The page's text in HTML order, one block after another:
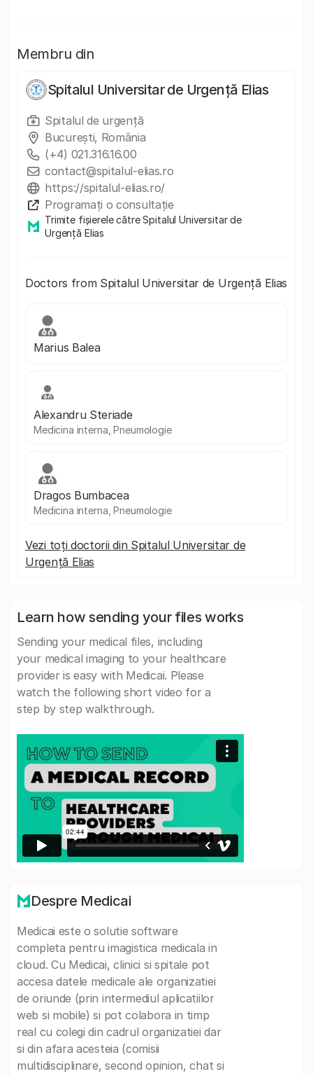
Membru din
Spitalul Universitar de Urgență Elias
Spitalul de urgență
Bucureşti, România
(+4) 021.316.16.00
contact@spitalul-elias.ro
https://spitalul-elias.ro/
Programați o consultație
Trimite fișierele către Spitalul Universitar de
Urgență Elias
Doctors from Spitalul Universitar de Urgență Elias
Marius Balea
Alexandru Steriade
Medicina interna, Pneumologie
Dragos Bumbacea
Medicina interna, Pneumologie
Vezi toți doctorii din Spitalul Universitar de
Urgență Elias
Learn how sending your files works
Sending your medical files, including
your medical imaging to your healthcare
provider is easy with Medicai. Please
watch the following short video for a
step by step walkthrough.
Despre Medicai
Medicai este o solutie software
completa pentru imagistica medicala in
cloud. Cu Medicai, clinici si spitale pot
accesa datele medicale ale organizatiei
de oriunde (prin intermediul aplicatiilor
web si mobile) si pot colabora in timp
real cu colegi din cadrul organizatiei dar
si din afara acesteia (comisii
multidisciplinare, second opinion, chat si